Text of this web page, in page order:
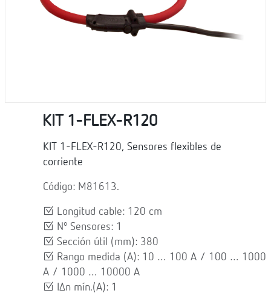
KIT 1-FLEX-R120
KIT 1-FLEX-R120, Sensores flexibles de
corriente
Código: M81613.
Longitud cable: 120 cm
Nº Sensores: 1
Sección útil (mm): 380
Rango medida (A): 10 … 100 A / 100 … 1000
A / 1000 … 10000 A
IΔn mín.(A): 1